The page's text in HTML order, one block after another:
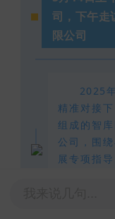
司，下午走
限公司
2025
精准对接
组成的智
公司，围
展专项指